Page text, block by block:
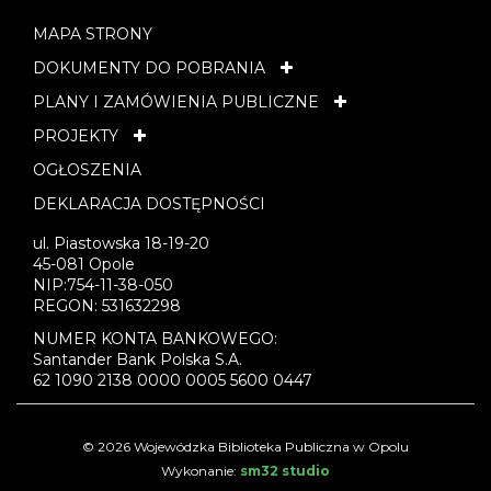
MAPA STRONY
DOKUMENTY DO POBRANIA
PLANY I ZAMÓWIENIA PUBLICZNE
PROJEKTY
OGŁOSZENIA
DEKLARACJA DOSTĘPNOŚCI
ul. Piastowska 18-19-20
45-081 Opole
NIP:754-11-38-050
REGON: 531632298
NUMER KONTA BANKOWEGO:
Santander Bank Polska S.A.
62 1090 2138 0000 0005 5600 0447
© 2026 Wojewódzka Biblioteka Publiczna w Opolu
Wykonanie: sm32 studio